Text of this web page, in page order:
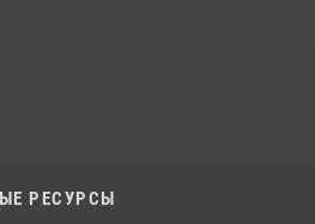
РЕСУРСЫ